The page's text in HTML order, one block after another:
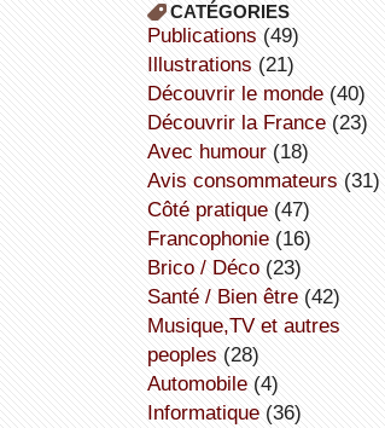
CATÉGORIES
publications (49)
illustrations (21)
découvrir le monde(40)
découvrir la France(23)
avec humour(18)
avis consommateurs (31)
côté pratique(47)
Francophonie(16)
Brico / Déco(23)
Santé / Bien être(42)
Musique,TV et autres
peoples (28)
Automobile(4)
informatique(36)